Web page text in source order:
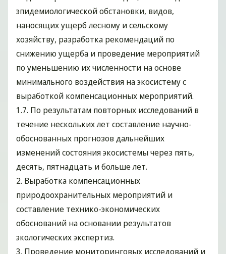
эпидемиологической обстановки, видов,
наносящих ущерб лесному и сельскому
хозяйству, разработка рекомендаций по
снижению ущерба и проведение мероприятий
по уменьшению их численности на основе
минимального воздействия на экосистему с
выработкой компенсационных мероприятий.
1.7. По результатам повторных исследований в
течение нескольких лет составление научно-
обоснованных прогнозов дальнейших
изменений состояния экосистемы через пять,
десять, пятнадцать и больше лет.
2. Выработка компенсационных
природоохранительных мероприятий и
составление технико-экономических
обоснований на основании результатов
экологических экспертиз.
3. Проведение мониторинговых исследований и